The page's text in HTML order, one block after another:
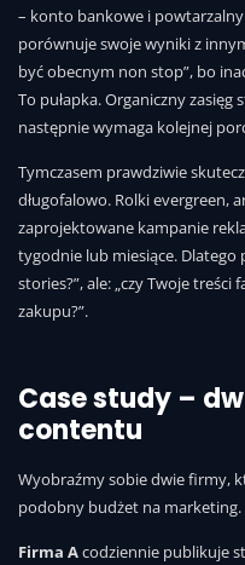
– konto bankowe i
porównuje swoje wyniki z
być obecnym non stop”, bo
To pułapka. Organiczny
następnie wymaga kolejnej
Tymczasem prawdziwie
długofalowo. Rolki evergreen,
zaprojektowane kampanie
tygodnie lub miesiące. Dlatego
stories?”, ale: „czy Twoje
zakupu?”.
Case study –
contentu
Wyobraźmy sobie dwie firmy,
podobny budżet na marketing.
Firma Acodziennie publikuje